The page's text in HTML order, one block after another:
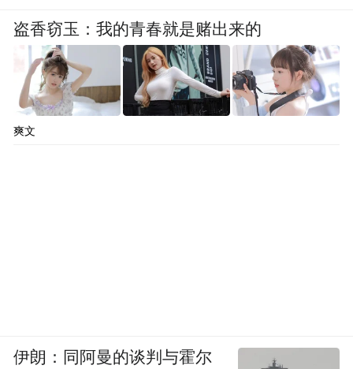
盗香窃玉：我的青春就是赌出来的
爽文
伊朗：同阿曼的谈判与霍尔